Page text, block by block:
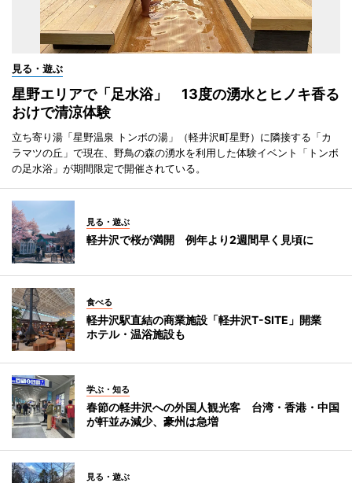
見る・遊ぶ
星野エリアで「足水浴」 13度の湧水とヒノキ香る
おけで清涼体験
立ち寄り湯「星野温泉 トンボの湯」（軽井沢町星野）に隣接する「カ
ラマツの丘」で現在、野鳥の森の湧水を利用した体験イベント「トンボ
の足水浴」が期間限定で開催されている。
見る・遊ぶ
軽井沢で桜が満開 例年より2週間早く見頃に
食べる
軽井沢駅直結の商業施設「軽井沢T-SITE」開業
ホテル・温浴施設も
学ぶ・知る
春節の軽井沢への外国人観光客 台湾・香港・中国
が軒並み減少、豪州は急増
見る・遊ぶ